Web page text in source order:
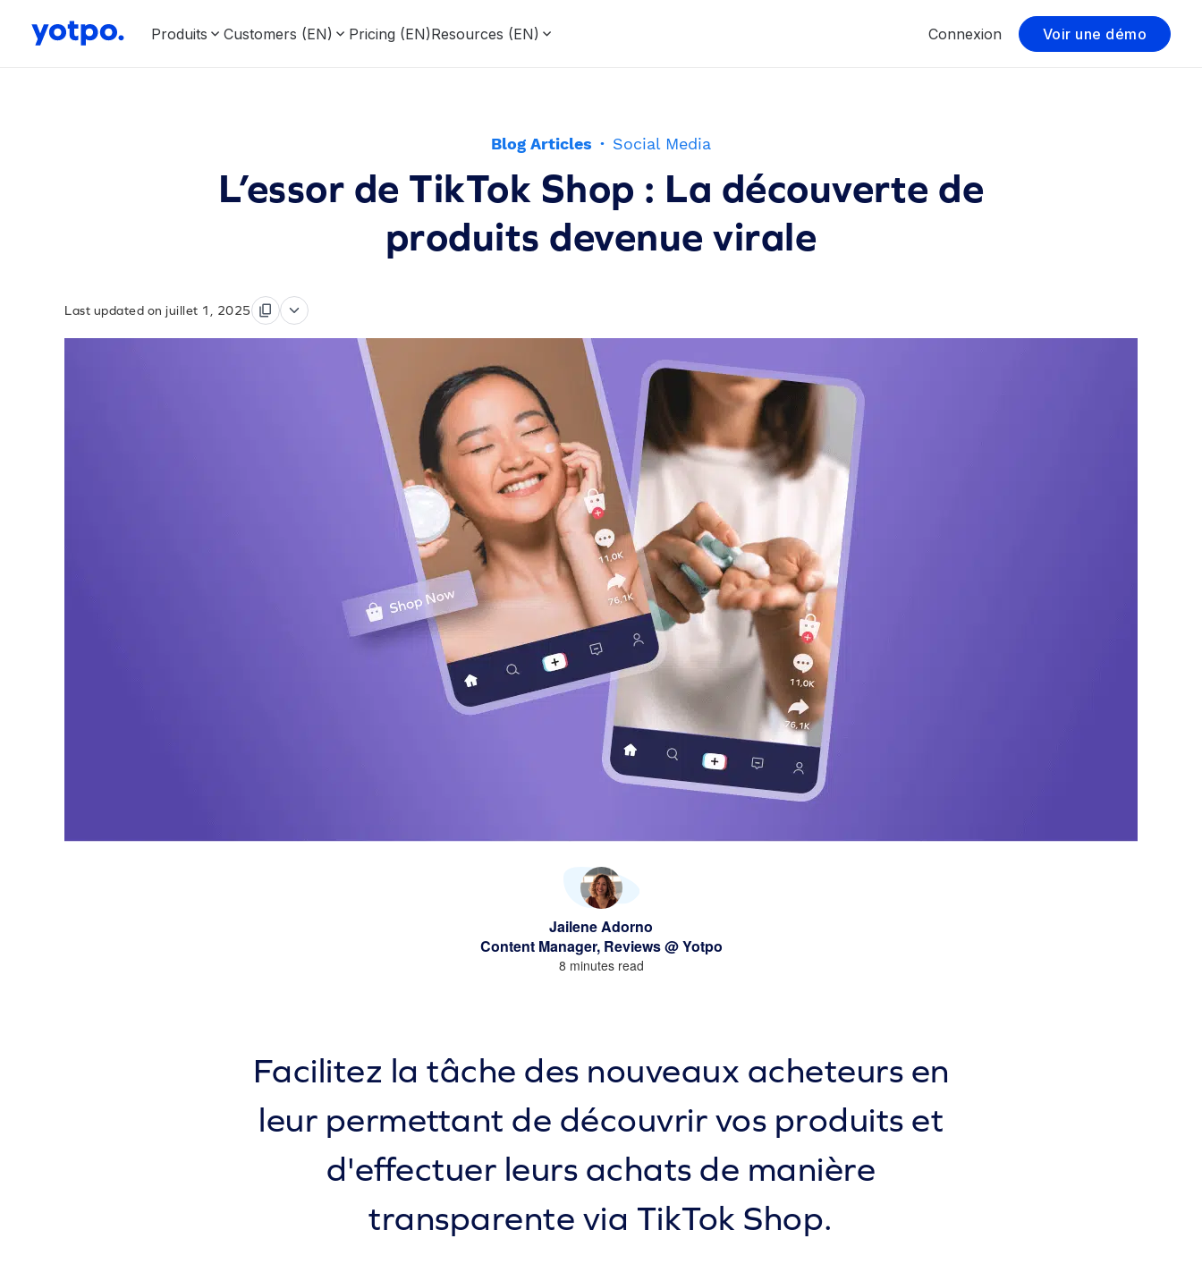
Produits Customers (EN) Pricing (EN)Resources (EN) Connexion Voir une démo
Blog Articles · Social Media
L’essor de TikTok Shop : La découverte de
produits devenue virale
Last updated on juillet 1, 2025
Jailene Adorno
Content Manager, Reviews @ Yotpo
8 minutes read
Facilitez la tâche des nouveaux acheteurs en
leur permettant de découvrir vos produits et
d'effectuer leurs achats de manière
transparente via TikTok Shop.